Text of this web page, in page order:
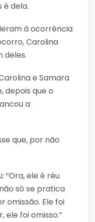
é dela.
à ocorrência
Carolina
deles.
e Samara
depois que o
a
que, por não
“Ora, ele é réu
só se pratica
omissão. Ele foi
ele foi omisso.”